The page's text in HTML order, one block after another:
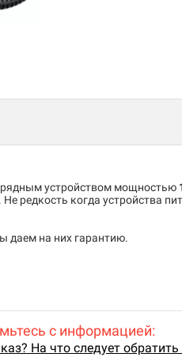
устройством мощностью
редкость когда устройства
даем на них гарантию.
с информацией:
На что следует